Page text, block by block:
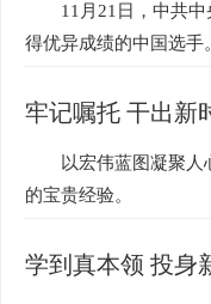
11月21日，中共
得优异成绩的中国选手。
牢记嘱托 干出新
以宏伟蓝图凝聚
的宝贵经验。
学到真本领 投身